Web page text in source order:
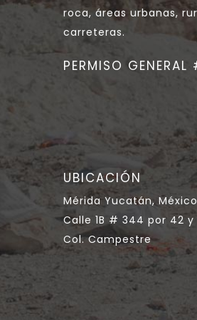
roca, áreas urbanas,
carreteras.
PERMISO GENERAL
UBICACIÓN
Mérida Yucatán,
Calle 1B # 344 por 42
Col. Campestre